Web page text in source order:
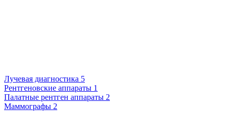
Лучевая диагностика 5
Рентгеновские аппараты 1
Палатные рентген аппараты 2
Маммографы 2